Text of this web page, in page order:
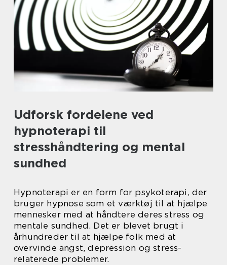
Udforsk fordelene ved
hypnoterapi til
stresshåndtering og mental
sundhed
Hypnoterapi er en form for psykoterapi, der
bruger hypnose som et værktøj til at hjælpe
mennesker med at håndtere deres stress og
mentale sundhed. Det er blevet brugt i
århundreder til at hjælpe folk med at
overvinde angst, depression og stress-
relaterede problemer.